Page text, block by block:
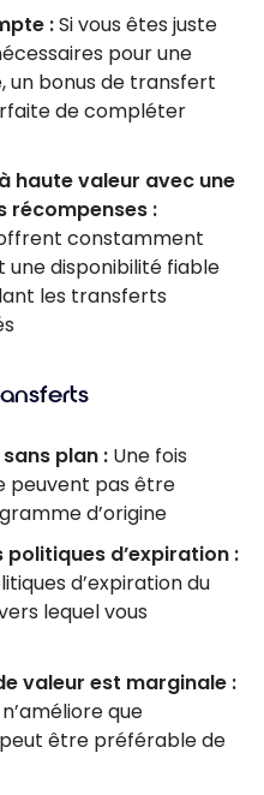
:Si vous êtes juste
pour une
un bonus de transfert
de compléter
haute valeur avec une
récompenses :
constamment
disponibilité fiable
les transferts
plan : Une fois
peuvent pas être
d’origine
d’expiration :
d’expiration du
lequel vous
valeur est marginale :
que
être préférable de